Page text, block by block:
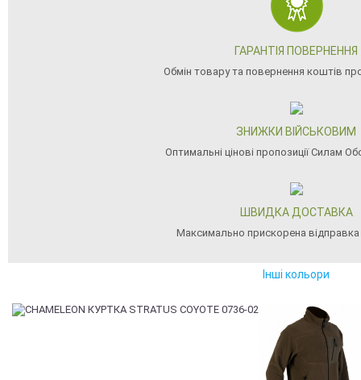
ГАРАНТІЯ ПОВЕРНЕННЯ
Обмін товару та повернення коштів
ЗНИЖКИ ВІЙСЬКОВИМ
Оптимальні цінові пропозиції Силам
ШВИДКА ДОСТАВКА
Максимально прискорена
Інші кольори